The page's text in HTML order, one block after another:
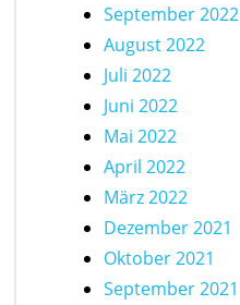
September 2022
August 2022
Juli 2022
Juni 2022
Mai 2022
April 2022
März 2022
Dezember 2021
Oktober 2021
September 2021